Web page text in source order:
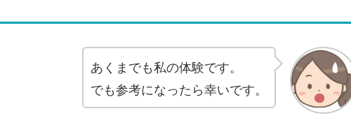
あくまでも私の体験です。
でも参考になったら幸いです。